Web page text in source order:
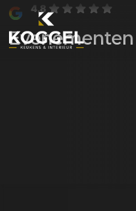
4.8
Evenementen